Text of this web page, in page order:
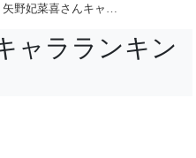
矢野妃菜喜さんキャラランキング・人気投票
ャラランキン